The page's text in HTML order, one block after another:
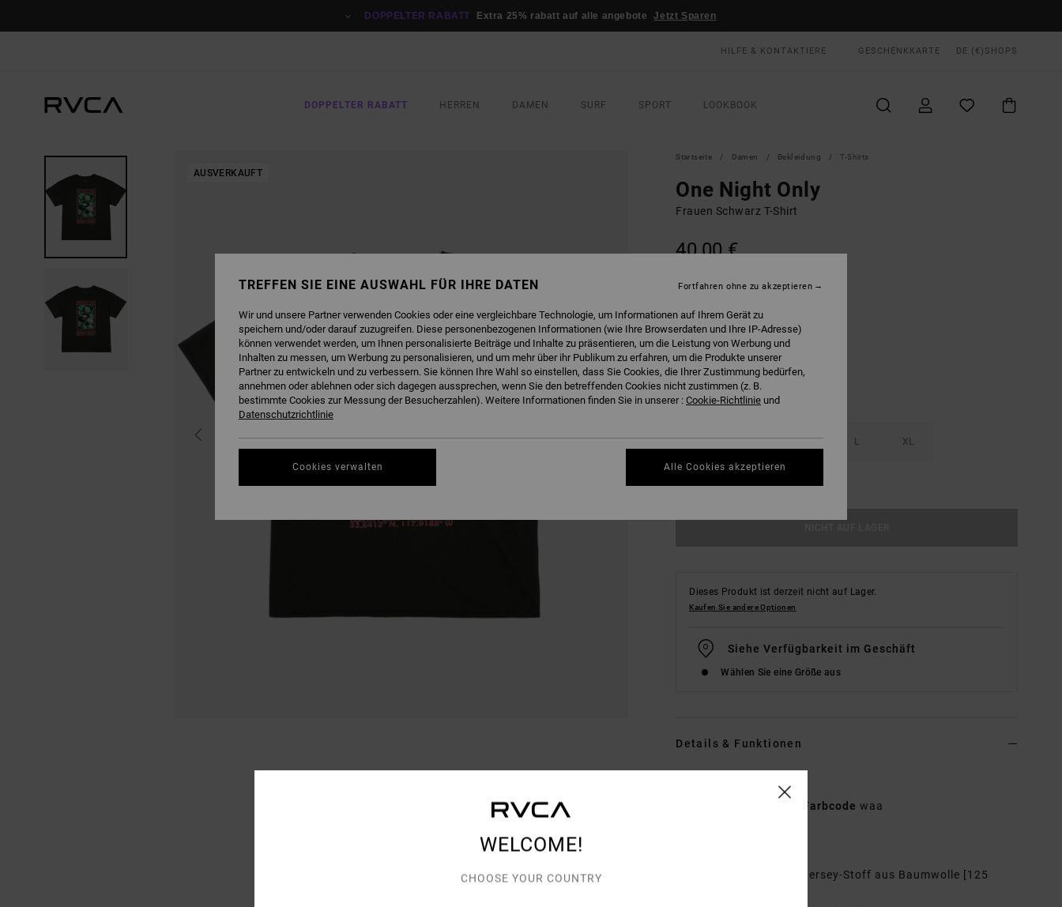
DOPPELTER RABATT Extra 25% rabatt auf alle angebote Jetzt Sparen
HILFE & KONTAKTIERE GESCHENKKARTE DE (€) SHOPS
DOPPELTER RABATT HERREN DAMEN SURF SPORT LOOKBOOK
AUSVERKAUFT
Startseite Damen Bekleidung T-Shirts
One Night Only
Frauen Schwarz T-Shirt
40,00 €
FARBEWashed Black
XS S M L XL
Dieses Produkt ist derzeit nicht auf Lager.
Kaufen Sie andere Optionen
Siehe Verfügbarkeit im Geschäft
Wählen Sie eine Größe aus
Details & Funktionen
Farbcode waa
Weicher Jersey-Stoff aus Baumwolle [125
WELCOME!
CHOOSE YOUR COUNTRY
TREFFEN SIE EINE AUSWAHL FÜR IHRE DATEN
Wir und unsere Partner verwenden Cookies oder eine vergleichbare Technologie, um Informationen auf Ihrem Gerät zu
speichern und/oder darauf zuzugreifen. Diese personenbezogenen Informationen (wie Ihre Browserdaten und Ihre IP-Adresse)
können verwendet werden, um Ihnen personalisierte Beiträge und Inhalte zu präsentieren, um die Leistung von Werbung und
Inhalten zu messen, um Werbung zu personalisieren, und um mehr über ihr Publikum zu erfahren, um die Produkte unserer
Partner zu entwickeln und zu verbessern. Sie können Ihre Wahl so einstellen, dass Sie Cookies, die Ihrer Zustimmung bedürfen,
annehmen oder ablehnen oder sich dagegen aussprechen, wenn Sie den betreffenden Cookies nicht zustimmen (z. B.
bestimmte Cookies zur Messung der Besucherzahlen). Weitere Informationen finden Sie in unserer : Cookie-Richtlinie und
Datenschutzrichtlinie
Cookies verwalten
Fortfahren ohne zu akzeptieren
Alle Cookies akzeptieren